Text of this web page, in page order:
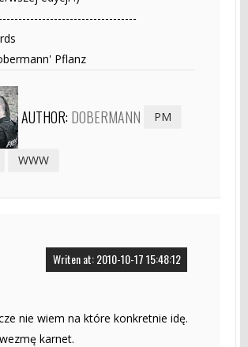
Pflanz
AUTHOR: DOBERMANN PM
WWW
Writen at: 2010-10-17 15:48:12
nie wiem na które konkretnie idę.
karnet.